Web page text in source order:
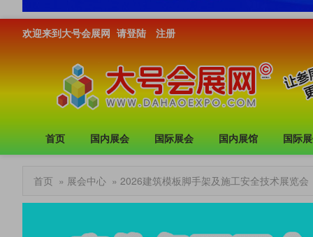
欢迎来到大号会展网 请登陆 注册
首页 国内展会 国际展会 国内展馆 国际
首页 » 展会中心 » 2026建筑模板脚手架及施工安全技术展览会